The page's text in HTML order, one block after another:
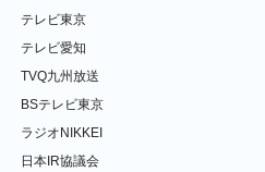
テレビ東京
テレビ愛知
TVQ九州放送
BSテレビ東京
ラジオNIKKEI
日本IR協議会